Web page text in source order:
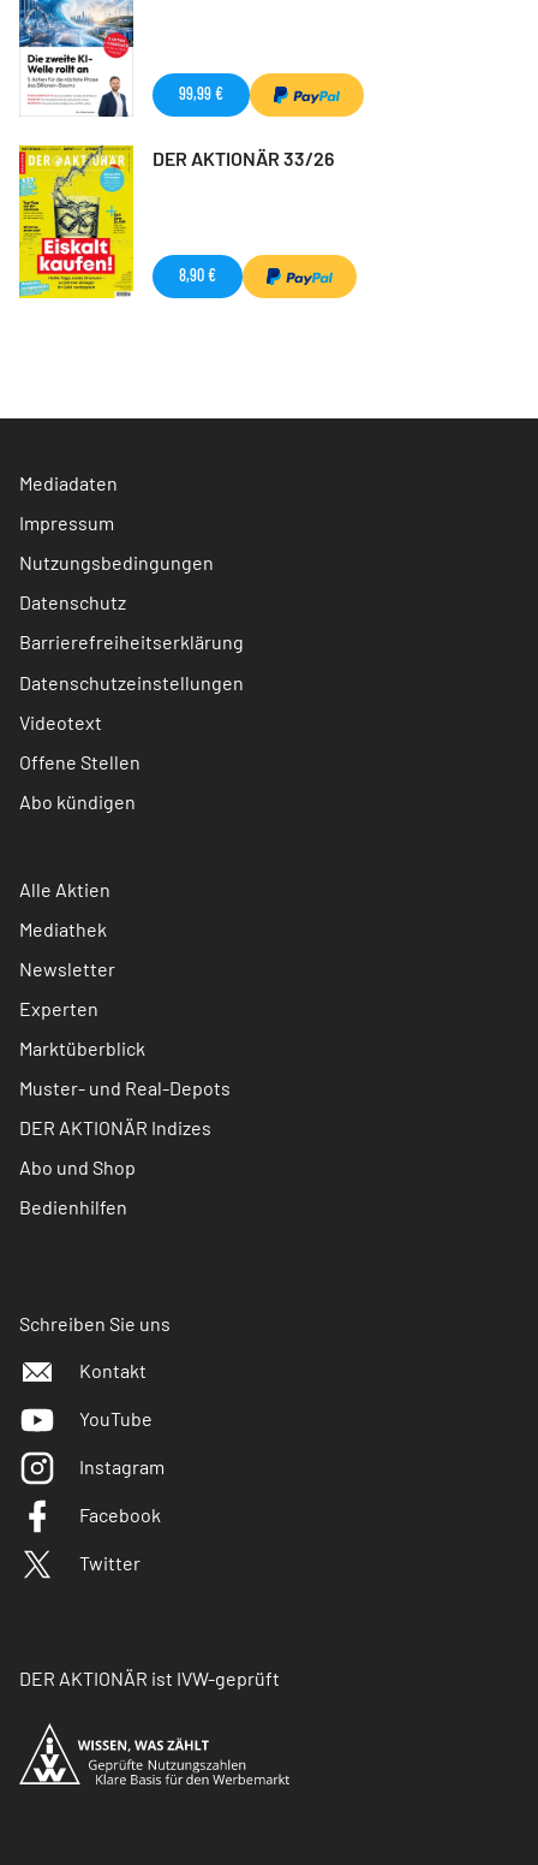
99,99 €
DER AKTIONÄR 33/26
8,90 €
Mediadaten
Impressum
Nutzungsbedingungen
Datenschutz
Barrierefreiheitserklärung
Datenschutzeinstellungen
Videotext
Offene Stellen
Abo kündigen
Alle Aktien
Mediathek
Newsletter
Experten
Marktüberblick
Muster- und Real-Depots
DER AKTIONÄR Indizes
Abo und Shop
Bedienhilfen
Schreiben Sie uns
Kontakt
YouTube
Instagram
Facebook
Twitter
DER AKTIONÄR ist IVW-geprüft